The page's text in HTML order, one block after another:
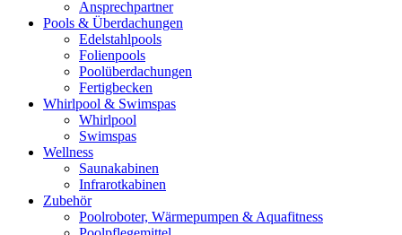
Ansprechpartner
Pools & Überdachungen
Edelstahlpools
Folienpools
Poolüberdachungen
Fertigbecken
Whirlpool & Swimspas
Whirlpool
Swimspas
Wellness
Saunakabinen
Infrarotkabinen
Zubehör
Poolroboter, Wärmepumpen & Aquafitness